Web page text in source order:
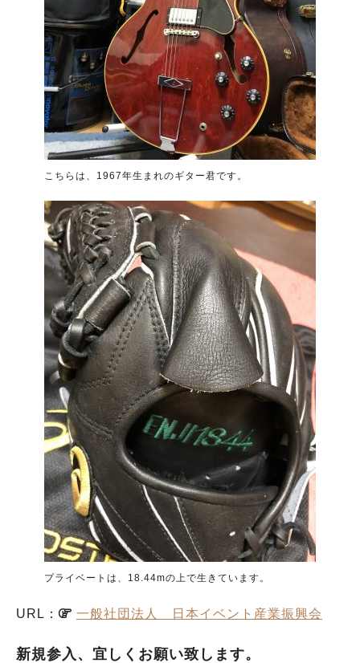
こちらは、1967年生まれのギター君です。
プライベートは、18.44mの上で生きています。
URL： 一般社団法人 日本イベント産業振興会
新規参入、宜しくお願い致します。